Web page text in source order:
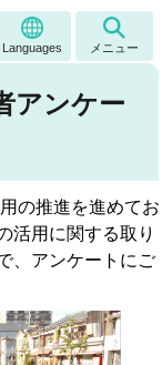
Languages メニュー
アンケー
の推進を進めてお
活用に関する取り
、アンケートにご